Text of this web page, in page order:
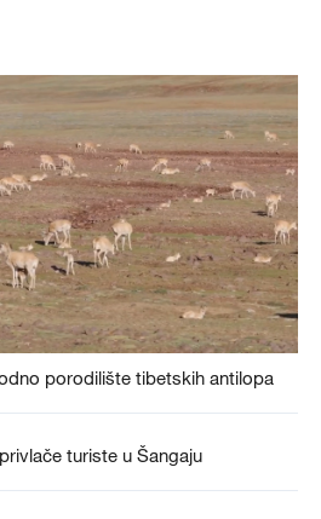
porodilište tibetskih antilopa
turiste u Šangaju